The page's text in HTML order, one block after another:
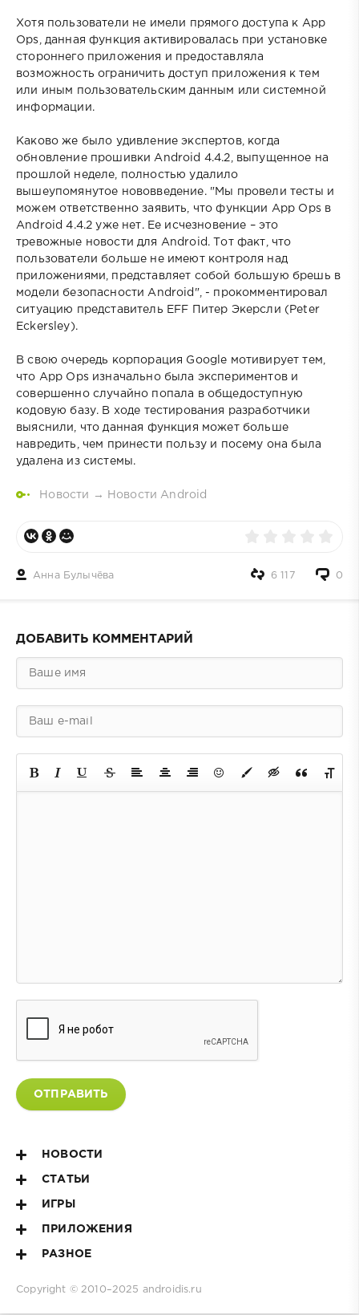
Хотя пользователи не имели прямого доступа к App
Ops, данная функция активировалась при установке
стороннего приложения и предоставляла
возможность ограничить доступ приложения к тем
или иным пользовательским данным или системной
информации.
Каково же было удивление экспертов, когда
обновление прошивки Android 4.4.2, выпущенное на
прошлой неделе, полностью удалило
вышеупомянутое нововведение. "Мы провели тесты и
можем ответственно заявить, что функции App Ops в
Android 4.4.2 уже нет. Ее исчезновение – это
тревожные новости для Android. Тот факт, что
пользователи больше не имеют контроля над
приложениями, представляет собой большую брешь в
модели безопасности Android", - прокомментировал
ситуацию представитель EFF Питер Экерсли (Peter
Eckersley).
В свою очередь корпорация Google мотивирует тем,
что App Ops изначально была экспериментов и
совершенно случайно попала в общедоступную
кодовую базу. В ходе тестирования разработчики
выяснили, что данная функция может больше
навредить, чем принести пользу и посему она была
удалена из системы.
Новости → Новости Android
Анна Булычёва 0
6 117
ДОБАВИТЬ КОММЕНТАРИЙ
ОТПРАВИТЬ
НОВОСТИ
СТАТЬИ
ИГРЫ
ПРИЛОЖЕНИЯ
РАЗНОЕ
Copyright © 2010–2025 androidis.ru